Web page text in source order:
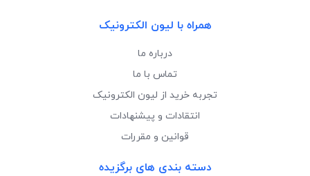
همراه با لیون الکترونیک
درباره ما
تماس با ما
تجربه خرید از لیون الکترونیک
انتقادات و پیشنهادات
قوانین و مقررات
دسته بندی های برگزیده